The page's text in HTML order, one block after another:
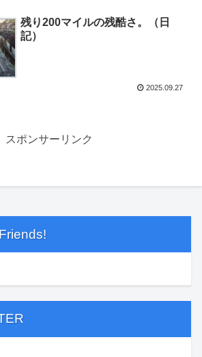
残り200マイルの残酷さ。（日
記）
2025.09.27
スポンサーリンク